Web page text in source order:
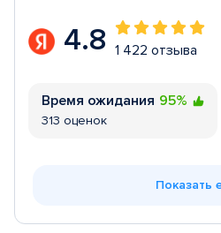
4.8 1 422 отзыва
Время ожидания 95%
313 оценок
Показать